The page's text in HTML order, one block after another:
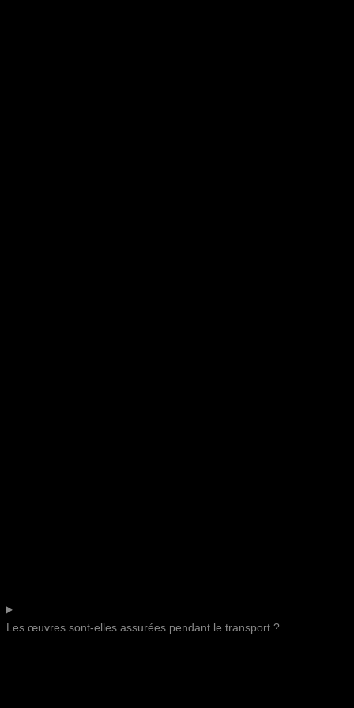
Les œuvres sont-elles assurées pendant le transport ?